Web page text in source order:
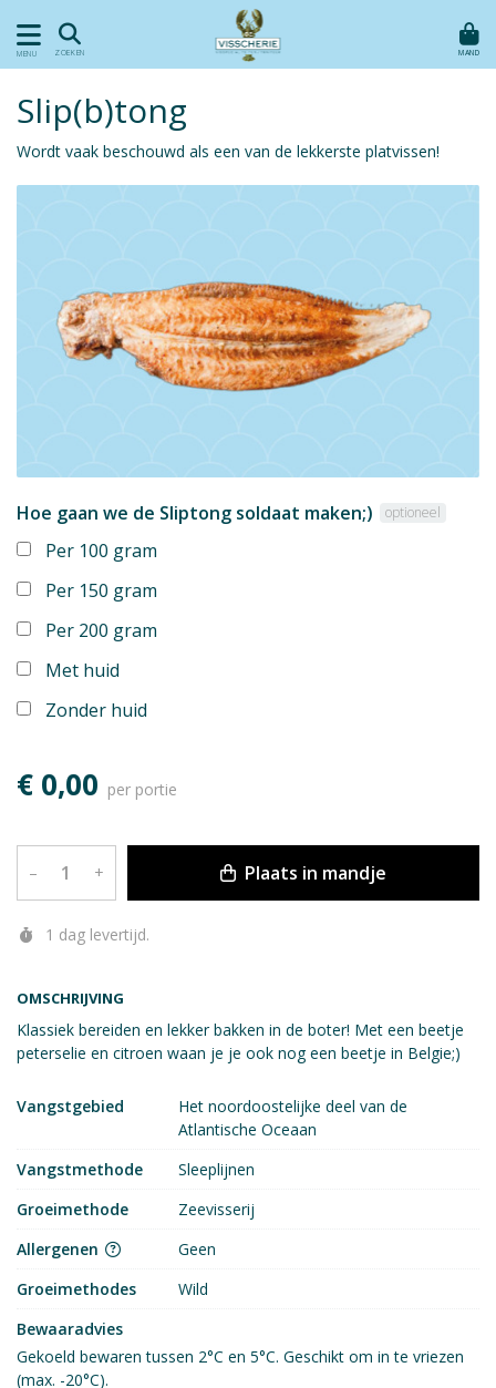
MENU ZOEKEN MAND
OMSCHRIJVING
Klassiek bereiden en lekker bakken in de boter! Met een beetje
peterselie en citroen waan je je ook nog een beetje in Belgie;)
Slip(b)tong
Wordt vaak beschouwd als een van de lekkerste platvissen!
Hoe gaan we de Sliptong soldaat maken;) optioneel
Per 100 gram
Per 150 gram
Per 200 gram
Met huid
Zonder huid
€ 0,00 per portie
– + Plaats in mandje
1 dag levertijd.
Vangstgebied
Het noordoostelijke deel van de
Atlantische Oceaan
Vangstmethode
Sleeplijnen
Groeimethode
Zeevisserij
Allergenen
Geen
Groeimethodes
Wild
Bewaaradvies
Gekoeld bewaren tussen 2°C en 5°C. Geschikt om in te vriezen
(max. -20°C).